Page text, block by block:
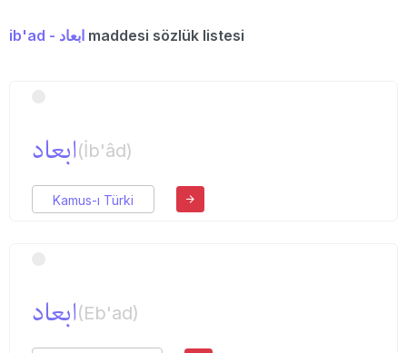
ib'ad - ابعاد maddesi sözlük listesi
ابعاد(İb'âd)
Kamus-ı Türki
ابعاد(Eb'ad)